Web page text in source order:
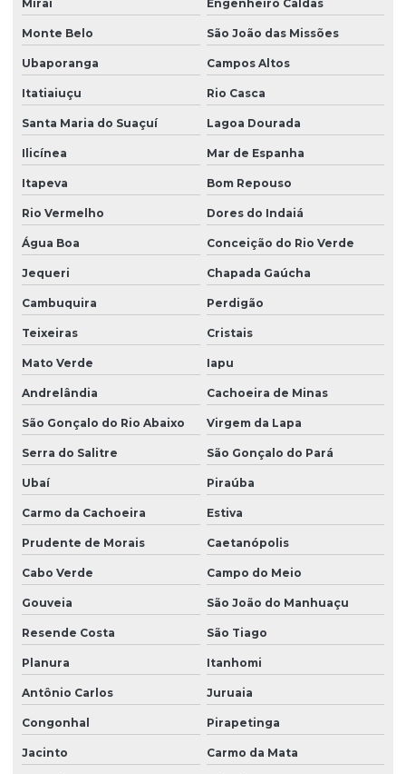
Miraí Engenheiro Caldas
Monte Belo São João das Missões
Ubaporanga Campos Altos
Itatiaiuçu Rio Casca
Santa Maria do Suaçuí Lagoa Dourada
Ilicínea Mar de Espanha
Itapeva Bom Repouso
Rio Vermelho Dores do Indaiá
Água Boa Conceição do Rio Verde
Jequeri Chapada Gaúcha
Cambuquira Perdigão
Teixeiras Cristais
Mato Verde Iapu
Andrelândia Cachoeira de Minas
São Gonçalo do Rio Abaixo Virgem da Lapa
Serra do Salitre São Gonçalo do Pará
Ubaí Piraúba
Carmo da Cachoeira Estiva
Prudente de Morais Caetanópolis
Cabo Verde Campo do Meio
Gouveia São João do Manhuaçu
Resende Costa São Tiago
Planura Itanhomi
Antônio Carlos Juruaia
Congonhal Pirapetinga
Jacinto Carmo da Mata